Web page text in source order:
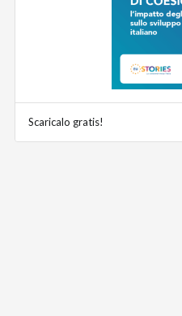
Scaricalo gratis!